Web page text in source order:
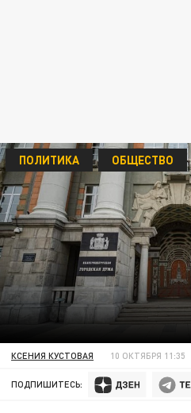
ПОЛИТИКА ОБЩЕСТВО
КСЕНИЯ КУСТОВАЯ 10 ОКТЯБРЯ 11:35
ПОДПИШИТЕСЬ: